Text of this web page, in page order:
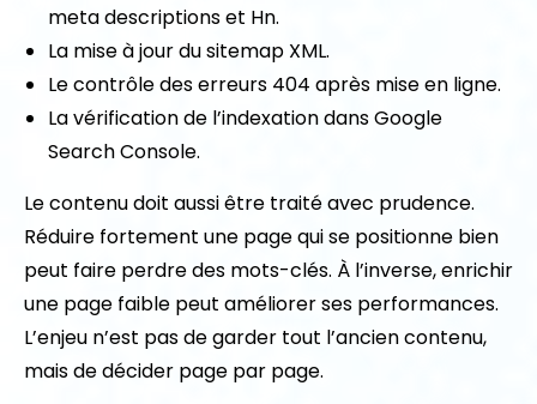
meta descriptions et Hn.
La mise à jour du sitemap XML.
Le contrôle des erreurs 404 après mise en ligne.
La vérification de l’indexation dans Google
Search Console.
Le contenu doit aussi être traité avec prudence.
Réduire fortement une page qui se positionne bien
peut faire perdre des mots-clés. À l’inverse, enrichir
une page faible peut améliorer ses performances.
L’enjeu n’est pas de garder tout l’ancien contenu,
mais de décider page par page.